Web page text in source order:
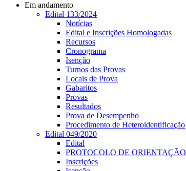
Em andamento
Edital 133/2024
Notícias
Edital e Inscrições Homologadas
Recursos
Cronograma
Isenção
Turnos das Provas
Locais de Prova
Gabaritos
Provas
Resultados
Prova de Desempenho
Procedimento de Heteroidentificação
Edital 049/2020
Edital
PROTOCOLO DE ORIENTAÇÃO
Inscrições